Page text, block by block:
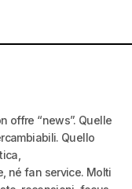
offre “news”. Quelle
Quello
né fan service. Molti